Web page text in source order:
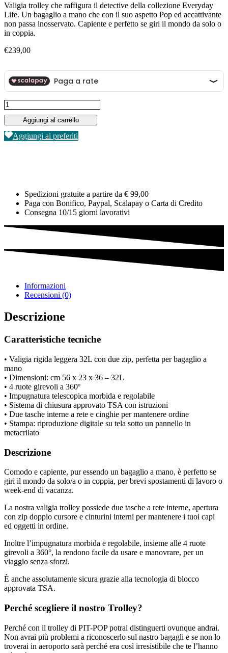
Valigia trolley che raffigura il detective della collezione Everyday
Life. Un bagaglio a mano che con il suo aspetto Pop ed accattivante
non passa inosservato. Capiente e perfetto se giri il mondo da solo o
in coppia.
€239,00
Trolley
Detective
quantitàAggiungi al carrello
Aggiungi ai preferiti
Spedizioni gratuite a partire da € 99,00
Paga con Bonifico, Paypal, Scalapay o Carta di Credito
Consegna 10/15 giorni lavorativi
Informazioni
Recensioni (0)
Descrizione
Caratteristiche tecniche
• Valigia rigida leggera 32L con due zip, perfetta per bagaglio a
mano
• Dimensioni: cm 56 x 23 x 36 – 32L
• 4 ruote girevoli a 360º
• Impugnatura telescopica morbida e regolabile
• Sistema di chiusura approvato TSA con istruzioni
• Due tasche interne a rete e cinghie per mantenere ordine
• Stampa: riproduzione digitale su tela sotto un pannello in
metacrilato
Descrizione
Comodo e capiente, pur essendo un bagaglio a mano, è perfetto se
giri il mondo da solo/a o in coppia, per brevi spostamenti di lavoro o
week-end di vacanza.
La nostra valigia trolley possiede due tasche a rete interne, apertura
con zip doppio cursore e cinturini interni per mantenere i tuoi capi
ed oggetti in ordine.
Inoltre l’impugnatura morbida e regolabile, insieme alle 4 ruote
girevoli a 360°, la rendono facile da usare e manovrare, per un
viaggio senza sforzi.
È anche assolutamente sicura grazie alla tecnologia di blocco
approvata TSA.
Perché scegliere il nostro Trolley?
Perché con il trolley di PIT-POP potrai distinguerti ovunque andrai.
Non avrai più problemi a riconoscerlo sul nastro bagagli e se non lo
troverai in aeroporto sarà perché era così irresistibile che te l’hanno